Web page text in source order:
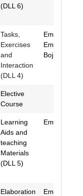
(DLL 6)
Tasks,
Exercises
and
Interaction
(DLL 4)
Emina Avdiḱ;
Emilija
Bojkovska
Elective
Course
Learning
Aids and
teaching
Materials
(DLL 5)
Emina Avdiḱ
Elaboration
Emina Avdiḱ;